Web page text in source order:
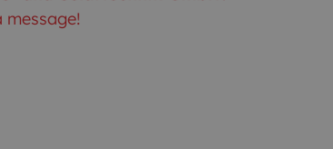
message!